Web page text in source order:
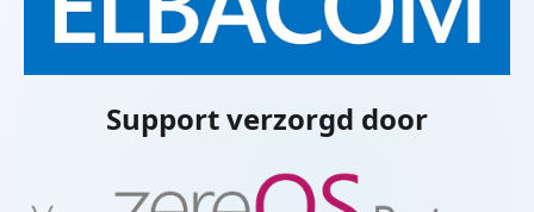
Support verzorgd door